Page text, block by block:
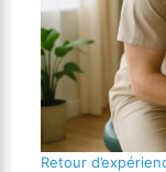
Retour